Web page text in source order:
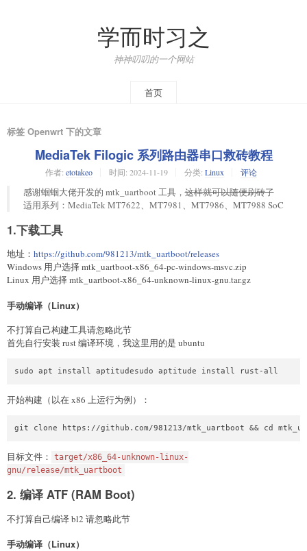
学而时习之
神神叨叨的一个网站
首页
标签 Openwrt 下的文章
MediaTek Filogic 系列路由器串口救砖教程
作者: etotakeo 时间: 2024-11-19 分类: Linux 评论
感谢蝈蝈大佬开发的 mtk_uartboot 工具，这样就可以随便刷砖了
适用系列：MediaTek MT7622、MT7981、MT7986、MT7988 SoC
1.下载工具
地址： https://github.com/981213/mtk_uartboot/releases
Windows 用户选择 mtk_uartboot-x86_64-pc-windows-msvc.zip
Linux 用户选择 mtk_uartboot-x86_64-unknown-linux-gnu.tar.gz
手动编译（Linux）
不打算自己构建工具请忽略此节
首先自行安装 rust 编译环境，我这里用的是 ubuntu
sudo apt install aptitudesudo aptitude install rust-all
开始构建（以在 x86 上运行为例）：
git clone https://github.com/981213/mtk_uartboot && cd
目标文件：
target/x86_64-unknown-linux-
gnu/release/mtk_uartboot
2. 编译 ATF (RAM Boot)
不打算自己编译 bl2 请忽略此节
手动编译（Linux）